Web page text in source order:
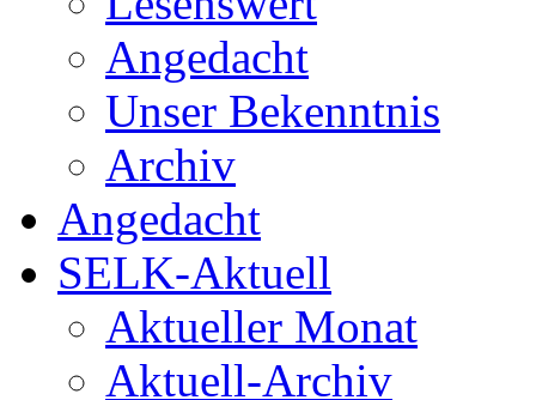
Angedacht
Unser Bekenntnis
Archiv
Angedacht
SELK-Aktuell
Aktueller Monat
Aktuell-Archiv